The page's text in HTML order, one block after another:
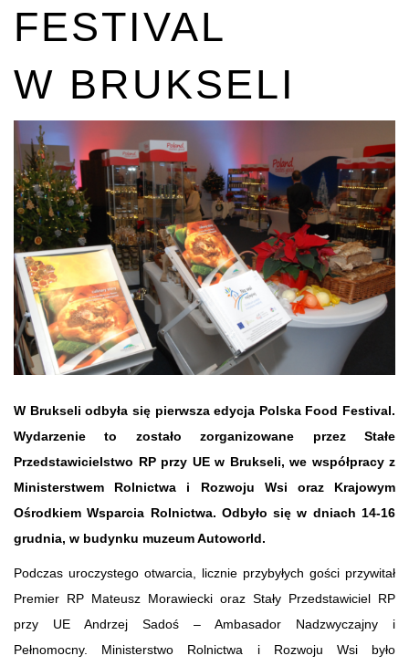
FESTIVAL
W BRUKSELI
W Brukseli odbyła się pierwsza edycja Polska Food Festival.
Wydarzenie to zostało zorganizowane przez Stałe
Przedstawicielstwo RP przy UE w Brukseli, we współpracy z
Ministerstwem Rolnictwa i Rozwoju Wsi oraz Krajowym
Ośrodkiem Wsparcia Rolnictwa. Odbyło się w dniach 14-16
grudnia, w budynku muzeum Autoworld.
Podczas uroczystego otwarcia, licznie przybyłych gości przywitał
Premier RP Mateusz Morawiecki oraz Stały Przedstawiciel RP
przy UE Andrzej Sadoś – Ambasador Nadzwyczajny i
Pełnomocny. Ministerstwo Rolnictwa i Rozwoju Wsi było